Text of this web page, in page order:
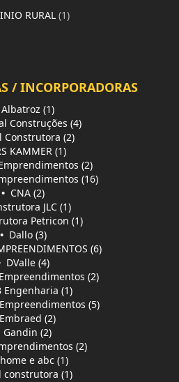
RURAL (1)
/ INCORPORADORAS
Albatroz (1)
Construções (4)
Construtora (2)
KAMMER (1)
(2)
(16)
• CNA (2)
JLC (1)
Petricon (1)
• Dallo (3)
(6)
DValle (4)
(2)
Engenharia (1)
(5)
Embraed (2)
Gandin (2)
(2)
e abc (1)
construtora (1)